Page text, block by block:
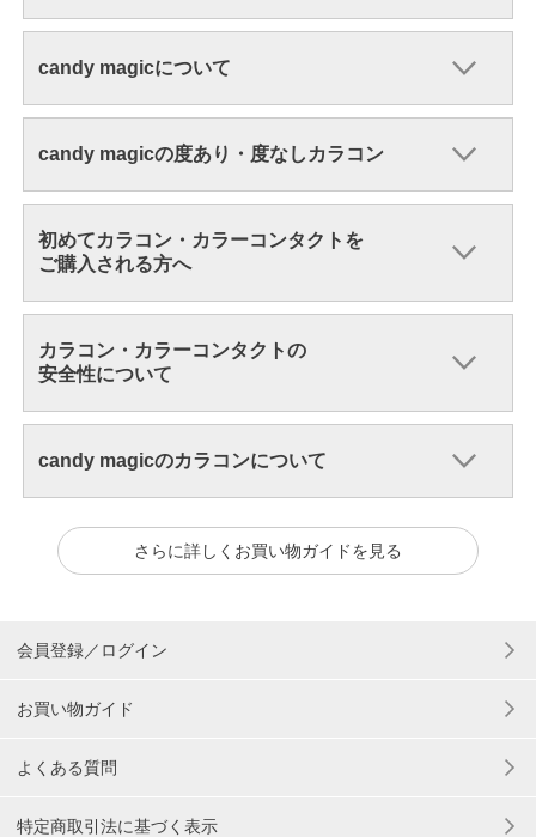
candy magicについて
candy magicの度あり・度なしカラコン
初めてカラコン・カラーコンタクトを
ご購入される方へ
カラコン・カラーコンタクトの
安全性について
candy magicのカラコンについて
さらに詳しくお買い物ガイドを見る
会員登録／ログイン
お買い物ガイド
よくある質問
特定商取引法に基づく表示